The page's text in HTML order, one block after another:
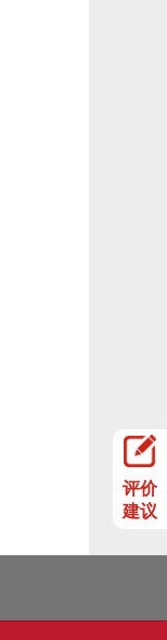
评价
建议